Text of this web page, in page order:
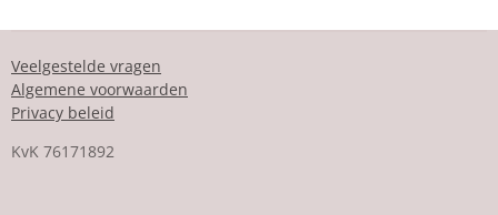
Veelgestelde vragen
Algemene voorwaarden
Privacy beleid
KvK 76171892